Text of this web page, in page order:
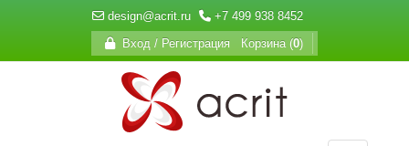
design@acrit.ru +7 499 938 8452
Вход / Регистрация Корзина (0)